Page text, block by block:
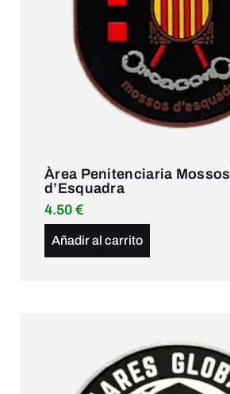
Àrea Penitenciaria Mossos
d’Esquadra
4.50 €
Añadir al carrito